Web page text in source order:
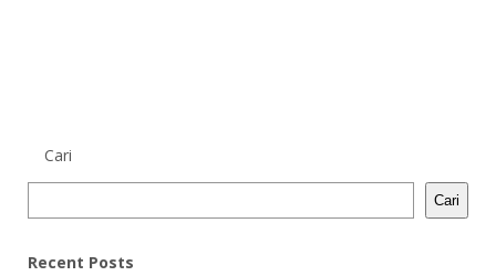
Cari
Cari
Recent Posts